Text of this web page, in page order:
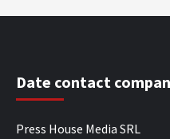
Date contact
Press House Media SRL